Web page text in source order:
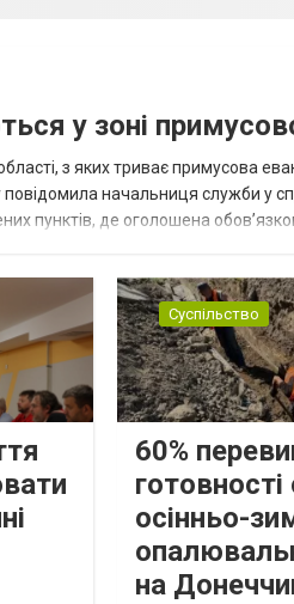
у зоні
з яких триває примусова
повідомила начальниця служби у
пунктів, де оголошена
Суспільство
60%
готовності
осінньо-
на